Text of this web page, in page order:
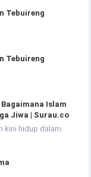
Tebuireng
Tebuireng
Islam
Jiwa | Surau.co
kini hidup dalam